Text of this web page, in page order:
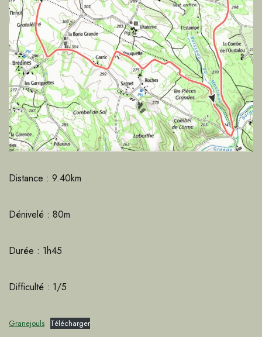
Distance : 9.40km
Dénivelé : 80m
Durée : 1h45
Difficulté : 1/5
Granejouls Télécharger